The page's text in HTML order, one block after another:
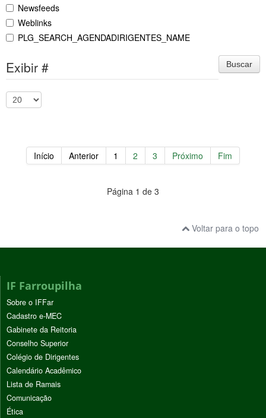
Newsfeeds
Weblinks
PLG_SEARCH_AGENDADIRIGENTES_NAME
Buscar
Exibir #
Início Anterior 1 2 3 Próximo Fim
Página 1 de 3
Voltar para o topo
IF Farroupilha
Sobre o IFFar
Cadastro e-MEC
Gabinete da Reitoria
Conselho Superior
Colégio de Dirigentes
Calendário Acadêmico
Lista de Ramais
Comunicação
Ética